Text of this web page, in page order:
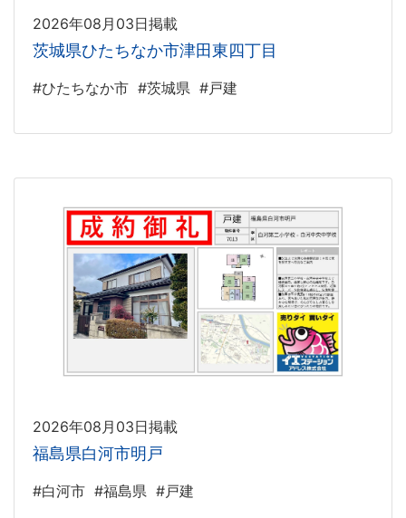
2026年08月03日掲載
茨城県ひたちなか市津田東四丁目
#ひたちなか市 #茨城県 #戸建
2026年08月03日掲載
福島県白河市明戸
#白河市 #福島県 #戸建